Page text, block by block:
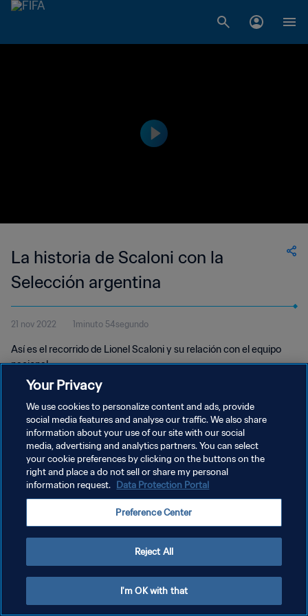
La historia de Scaloni con la
Selección argentina
21 nov 2022 1minuto 54segundo
Así es el recorrido de Lionel Scaloni y su relación con el equipo
nacional.
POLÍTICA DE PRIVACIDAD
TÉRMINOS DE SERVICIO
AJUSTAR LA CONFIGURACIÓN DE LAS COOKIES
Your Privacy
We use cookies to personalize content and ads, provide
social media features and analyse our traffic. We also share
information about your use of our site with our social
media, advertising and analytics partners. You can select
your cookie preferences by clicking on the buttons on the
right and place a do not sell or share my personal
information request. Data Protection Portal
Preference Center
Reject All
I'm OK with that